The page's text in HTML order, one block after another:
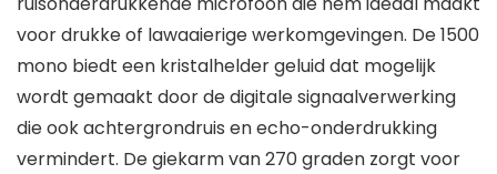
voor drukke of lawaaierige werkomgevingen. De 1500
mono biedt een kristalhelder geluid dat mogelijk
wordt gemaakt door de digitale signaalverwerking
die ook achtergrondruis en echo-onderdrukking
vermindert. De giekarm van 270 graden zorgt voor